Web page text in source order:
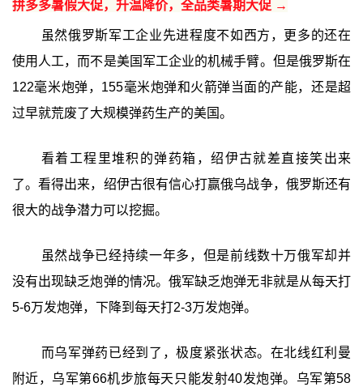
拼多多暑假大促，升温降价，全品类暑期大促 →
虽然俄罗斯军工企业先进程度不如西方，更多的还在
使用人工，而不是美国军工企业的机械手臂。但是俄罗斯在
122毫米炮弹，155毫米炮弹和火箭弹当面的产能，还是超
过早就荒废了大规模弹药生产的美国。
看着工程里堆积的弹药箱，绍伊古就差直接笑出来
了。看得出来，绍伊古很有信心打赢俄乌战争，俄罗斯还有
很大的战争潜力可以挖掘。
虽然战争已经持续一年多，但是前线数十万俄军却并
没有出现缺乏炮弹的情况。俄军缺乏炮弹无非就是从每天打
5-6万发炮弹，下降到每天打2-3万发炮弹。
而乌军弹药已经到了，极度紧张状态。在北线红利曼
附近，乌军第66机步旅每天只能发射40发炮弹。乌军第58